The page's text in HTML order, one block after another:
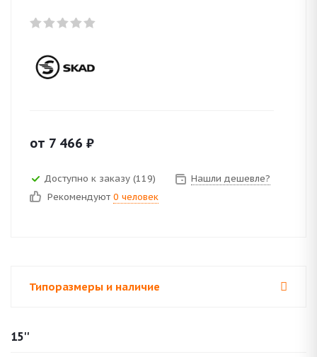
от 7 466 ₽
Доступно к заказу (119)
Нашли дешевле?
Рекомендуют 0 человек
Типоразмеры и наличие
15''